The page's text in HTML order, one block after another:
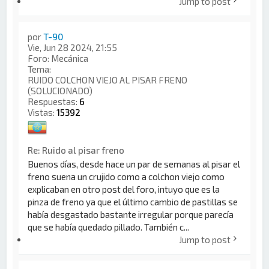
porT-90
Vie, Jun 28 2024, 21:55
Foro: Mecánica
Tema:
RUIDO COLCHON VIEJO AL PISAR FRENO
(SOLUCIONADO)
Respuestas: 6
Vistas:15392
Re: Ruido al pisar freno
Buenos días, desde hace un par de semanas al pisar el
freno suena un crujido como a colchon viejo como
explicaban en otro post del foro, intuyo que es la
pinza de freno ya que el último cambio de pastillas se
había desgastado bastante irregular porque parecía
que se había quedado pillado. También c...
Jump to post